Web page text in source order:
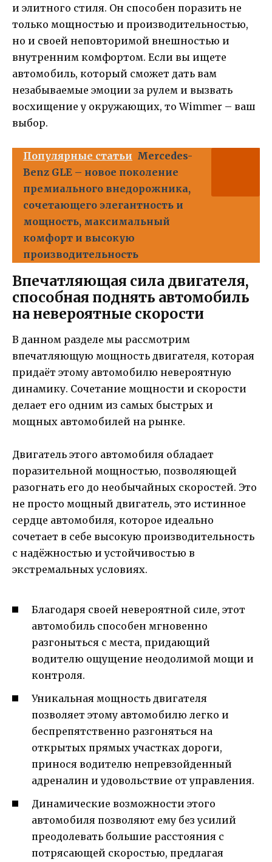
и элитного стиля. Он способен поразить не
только мощностью и производительностью,
но и своей неповторимой внешностью и
внутренним комфортом. Если вы ищете
автомобиль, который сможет дать вам
незабываемые эмоции за рулем и вызвать
восхищение у окружающих, то Wimmer – ваш
выбор.
Популярные статьи Mercedes-
Benz GLE – новое поколение
премиального внедорожника,
сочетающего элегантность и
мощность, максимальный
комфорт и высокую
производительность
Впечатляющая сила двигателя,
способная поднять автомобиль
на невероятные скорости
В данном разделе мы рассмотрим
впечатляющую мощность двигателя, которая
придаёт этому автомобилю невероятную
динамику. Сочетание мощности и скорости
делает его одним из самых быстрых и
мощных автомобилей на рынке.
Двигатель этого автомобиля обладает
поразительной мощностью, позволяющей
разогнать его до необычайных скоростей. Это
не просто мощный двигатель, это истинное
сердце автомобиля, которое идеально
сочетает в себе высокую производительность
с надёжностью и устойчивостью в
экстремальных условиях.
Благодаря своей невероятной силе, этот
автомобиль способен мгновенно
разгоныться с места, придающий
водителю ощущение неодолимой мощи и
контроля.
Уникальная мощность двигателя
позволяет этому автомобилю легко и
беспрепятственно разгоняться на
открытых прямых участках дороги,
принося водителю непревзойденный
адреналин и удовольствие от управления.
Динамические возможности этого
автомобиля позволяют ему без усилий
преодолевать большие расстояния с
потрясающей скоростью, предлагая